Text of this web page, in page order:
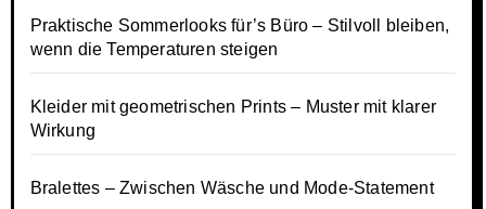
Praktische Sommerlooks für’s Büro – Stilvoll bleiben,
wenn die Temperaturen steigen
Kleider mit geometrischen Prints – Muster mit klarer
Wirkung
Bralettes – Zwischen Wäsche und Mode-Statement